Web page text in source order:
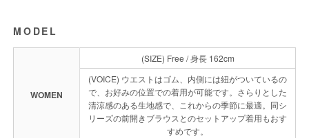
MODEL
WOMEN
(SIZE) Free / 身長 162cm
(VOICE) ウエストはゴム、内側には紐がついているの
で、お好みの位置での着用が可能です。さらりとした
清涼感のある生地感で、これからの季節に最適。同シ
リーズの前開きブラウスとのセットアップ着用もおす
すめです。